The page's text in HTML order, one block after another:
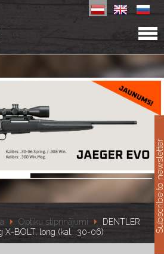
Optiku stiprinājumi
DENTLER
X-BOLT, long (kal. .30-06)
Subscribe